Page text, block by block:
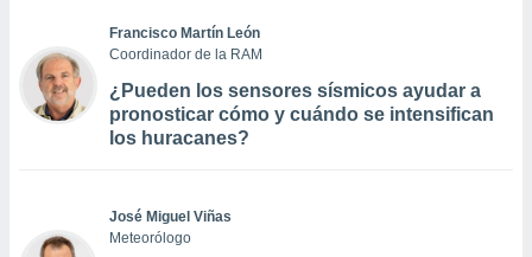
Francisco Martín León
Coordinador de la RAM
¿Pueden los sensores sísmicos ayudar a
pronosticar cómo y cuándo se intensifican
los huracanes?
José Miguel Viñas
Meteorólogo